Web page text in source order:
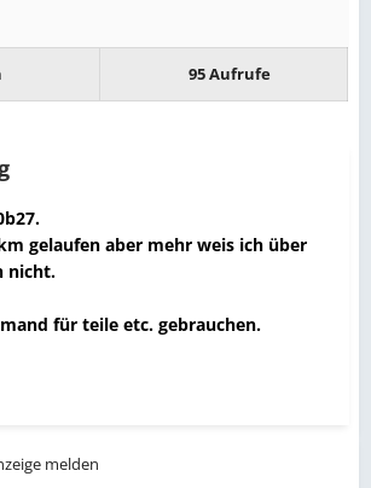
95 Aufrufe
gelaufen aber mehr weis ich über
nicht.
für teile etc. gebrauchen.
melden